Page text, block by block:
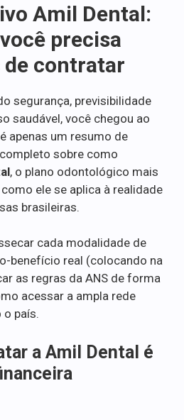
Amil Dental:
precisa
de contratar
segurança, previsibilidade
saudável, você chegou ao
apenas um resumo de
sobre como
, o plano odontológico mais
ele se aplica à realidade
brasileiras.
cada modalidade de
benefício real (colocando na
as regras da ANS de forma
acessar a ampla rede
o país.
a Amil Dental é